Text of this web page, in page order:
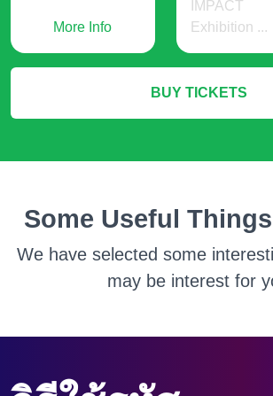
More Info
IMPACT
Exhibition ...
536 USD
More
BUY TICKETS
Some Useful
We have selected some
may be interest for